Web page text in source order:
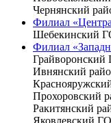
Чернянский
Филиал
Шебекинский
Филиал
Грайворонский
Ивнянский
Прохоровский
Ракитянский
Яковлевский ГО